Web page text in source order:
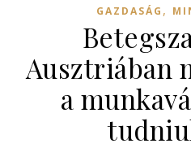
GAZDASÁG ,
Ausztriában
a